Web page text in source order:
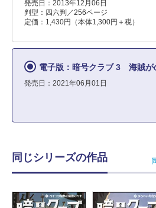
発売日：2013年12月06日
判型：四六判／256ページ
定価：1,430円（本体1,300円＋税）
電子版：暗号クラブ 3 海賊が
発売日：2021年06月01日
同じシリーズの作品